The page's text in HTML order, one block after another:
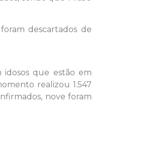
descartados de
idosos que estão em
realizou 1.547
nove foram